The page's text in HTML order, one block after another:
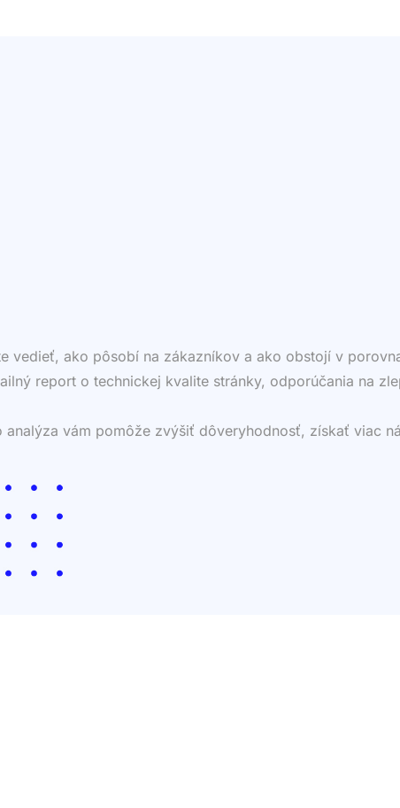
vedieť, ako pôsobí na zákazníkov a ako obstojí v
report o technickej kvalite stránky, odporúčania na
analýza vám pomôže zvýšiť dôveryhodnosť, získať viac